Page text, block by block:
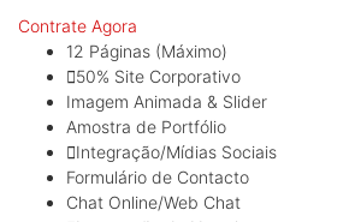
Contrate Agora
12 Páginas (Máximo)
50% Site Corporativo
Imagem Animada & Slider
Amostra de Portfólio
Integração/Mídias Sociais
Formulário de Contacto
Chat Online/Web Chat